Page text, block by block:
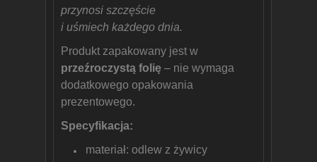
przynosi szczęście
i uśmiech każdego dnia.
Produkt zapakowany jest w
przeźroczystą folię – nie wymaga
dodatkowego opakowania
prezentowego.
Specyfikacja:
materiał: odlew z żywicy